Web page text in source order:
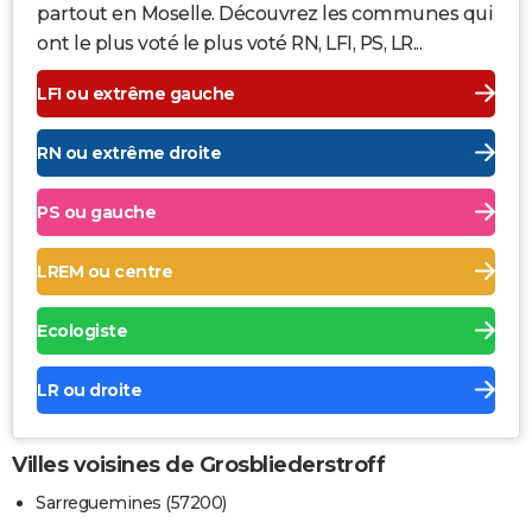
partout en Moselle. Découvrez les communes qui
ont le plus voté le plus voté RN, LFI, PS, LR...
LFI ou extrême gauche
RN ou extrême droite
PS ou gauche
LREM ou centre
Ecologiste
LR ou droite
Villes voisines de Grosbliederstroff
Sarreguemines (57200)